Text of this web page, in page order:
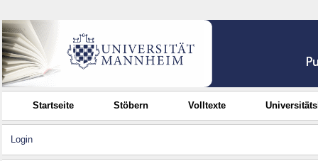
Startseite Stöbern Volltexte
Login